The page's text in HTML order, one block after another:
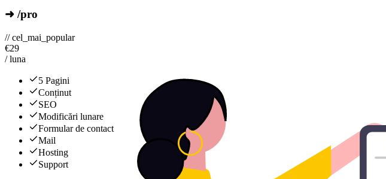
➜ /pro
// cel_mai_popular
€29
/ luna
5 Pagini
Conținut
SEO
Modificări lunare
Formular de contact
Mail
Hosting
Support